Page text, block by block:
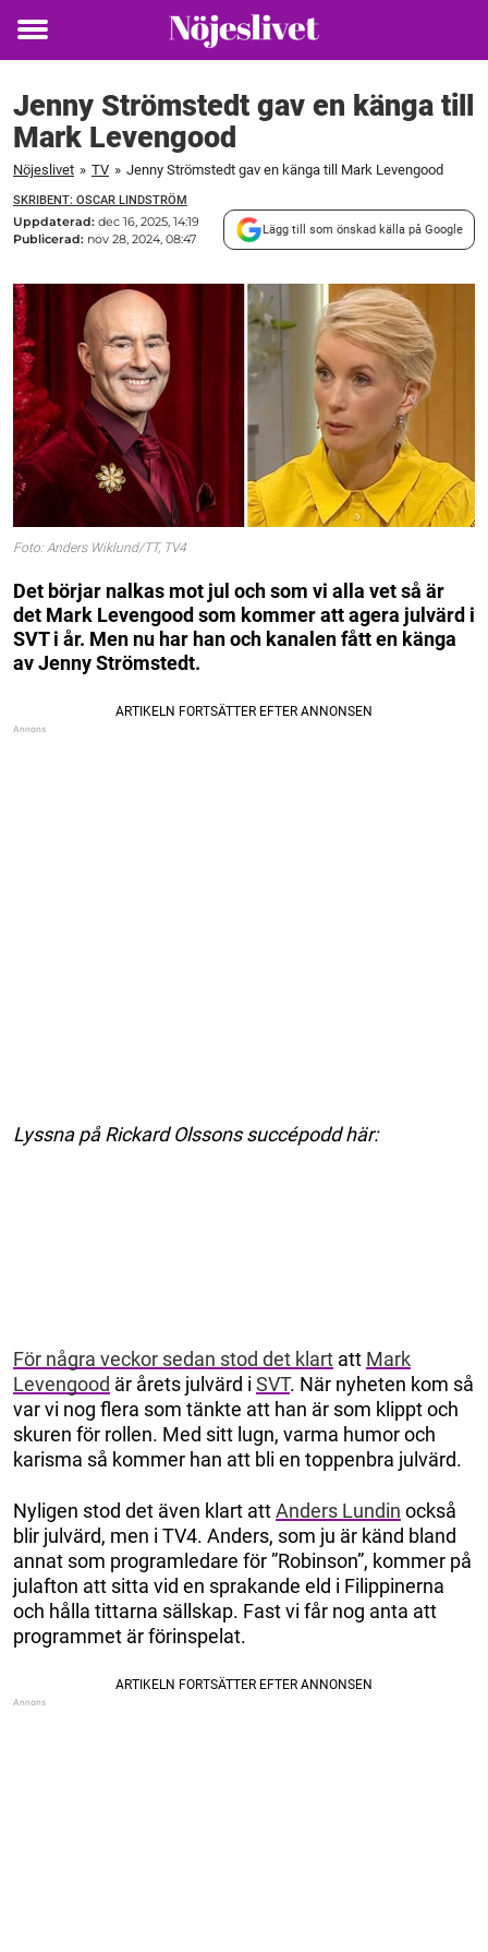
Toggle
Jenny Strömstedt gav en känga till
Mark Levengood
Nöjeslivet » TV » Jenny Strömstedt gav en känga till Mark Levengood
SKRIBENT: OSCAR LINDSTRÖM
Uppdaterad: dec 16, 2025, 14:19
Publicerad: nov 28, 2024, 08:47
Lägg till som önskad källa på Google
Foto: Anders Wiklund/TT, TV4
Det börjar nalkas mot jul och som vi alla vet så är
det Mark Levengood som kommer att agera julvärd i
SVT i år. Men nu har han och kanalen fått en känga
av Jenny Strömstedt.
Lyssna på Rickard Olssons succépodd här:
För några veckor sedan stod det klart att Mark
Levengood är årets julvärd i SVT. När nyheten kom så
var vi nog flera som tänkte att han är som klippt och
skuren för rollen. Med sitt lugn, varma humor och
karisma så kommer han att bli en toppenbra julvärd.
Nyligen stod det även klart attAnders Lundin också
blir julvärd, men i TV4. Anders, som ju är känd bland
annat som programledare för ”Robinson”, kommer på
julafton att sitta vid en sprakande eld i Filippinerna
och hålla tittarna sällskap. Fast vi får nog anta att
programmet är förinspelat.